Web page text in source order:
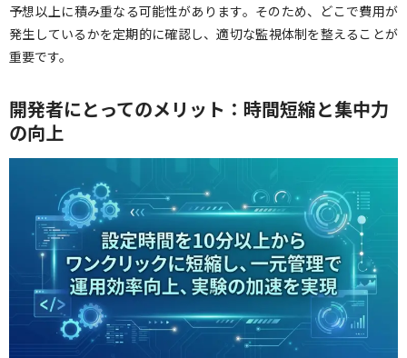
予想以上に積み重なる可能性があります。そのため、どこで費用が
発生しているかを定期的に確認し、適切な監視体制を整えることが
重要です。
開発者にとってのメリット：時間短縮と集中力
の向上